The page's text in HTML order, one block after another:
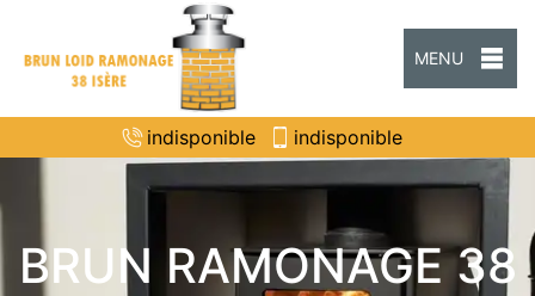
MENU
indisponible indisponible
BRUN RAMONAGE 38